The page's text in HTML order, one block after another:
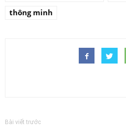
thông minh
Bài viết trước